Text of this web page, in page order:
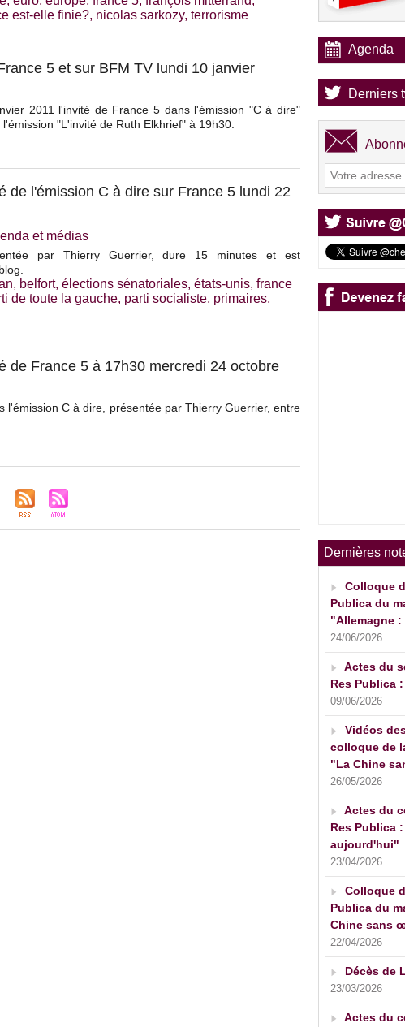
est-elle finie?, nicolas sarkozy, terrorisme
5 et sur BFM TV lundi 10 janvier
2011 l'invité de France 5 dans l'émission "C à dire"
"L'invité de Ruth Elkhrief" à 19h30.
de l'émission C à dire sur France 5 lundi 22
et médias
par Thierry Guerrier, dure 15 minutes et est
, belfort, élections sénatoriales, états-unis, france
de toute la gauche, parti socialiste, primaires,
de France 5 à 17h30 mercredi 24 octobre
l'émission C à dire, présentée par Thierry Guerrier, entre
Agenda
Derniers
Dernières
Colloque
Publica du
"Allemagne
24/06/2026
Actes du
Res Publica
09/06/2026
Vidéos
colloque de
"La Chine
26/05/2026
Actes du
Res Publica
aujourd'hui"
23/04/2026
Colloque
Publica du
Chine sans
22/04/2026
Décès de
23/03/2026
Actes du